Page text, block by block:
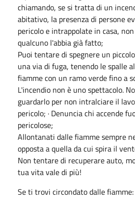
chiamando, se si tratta di un
abitativo, la presenza di persone
pericolo e intrappolate in casa,
qualcuno l'abbia già fatto;
Puoi tentare di spegnere un
una via di fuga, tenendo le spalle
fiamme con un ramo verde fino a
L'incendio non è uno spettacolo.
guardarlo per non intralciare il
pericolo; · Denuncia chi accende
pericolose;
Allontanati dalle fiamme sempre
opposta a quella da cui spira il
Non tentare di recuperare auto,
tua vita vale di più!
Se ti trovi circondato dalle fiamme: